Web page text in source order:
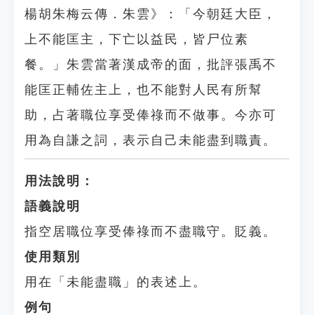
楊胡朱梅云傳．朱雲》：「今朝廷大臣，
上不能匡主，下亡以益民，皆尸位素
餐。」朱雲當著漢成帝的面，批評張禹不
能匡正輔佐主上，也不能對人民有所幫
助，占著職位享受俸祿而不做事。今亦可
用為自謙之詞，表示自己未能盡到職責。
用法說明：
語義說明
指空居職位享受俸祿而不盡職守。貶義。
使用類別
用在「未能盡職」的表述上。
例句